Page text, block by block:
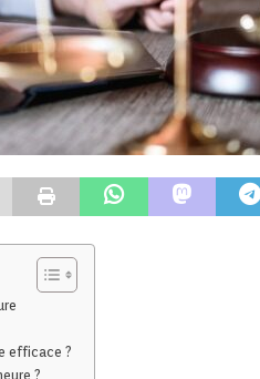
efficace ?
?